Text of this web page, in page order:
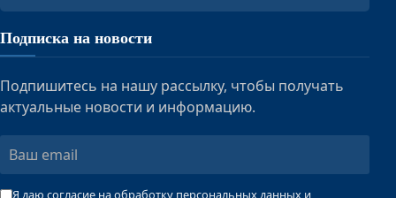
Подписка на новости
Подпишитесь на нашу рассылку, чтобы получать
актуальные новости и информацию.
Ваш
email
Я даю согласие на обработку персональных данных и